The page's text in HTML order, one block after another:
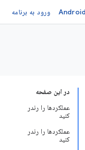
ورود به برنامه
در این صفحه
عملکردها را رندر
کنید
عملکردها را رندر
کنید